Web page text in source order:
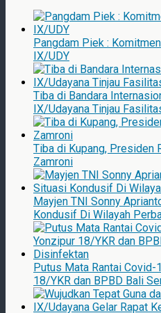
Pangdam Piek :
IX/UDY
Tiba di Bandara
IX/Udayana Tinjau
Tiba di Kupang, Presiden
Zamroni
Mayjen TNI Sonny
Kondusif Di Wilayah
Putus Mata Rantai Covid-
18/YKR dan BPBD Bali